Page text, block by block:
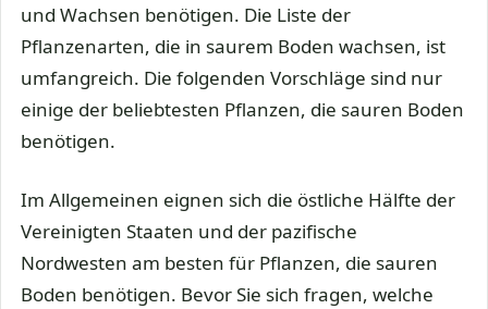
und Wachsen benötigen. Die Liste der
Pflanzenarten, die in saurem Boden wachsen, ist
umfangreich. Die folgenden Vorschläge sind nur
einige der beliebtesten Pflanzen, die sauren Boden
benötigen.
Im Allgemeinen eignen sich die östliche Hälfte der
Vereinigten Staaten und der pazifische
Nordwesten am besten für Pflanzen, die sauren
Boden benötigen. Bevor Sie sich fragen, welche